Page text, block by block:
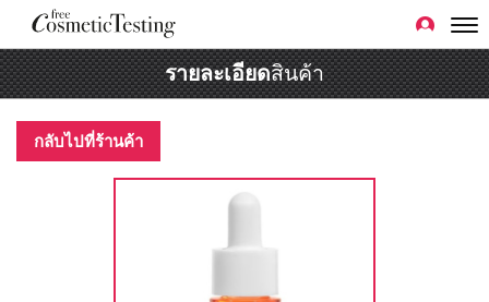
รายละเอียดสินค้า
กลับไปที่ร้านค้า